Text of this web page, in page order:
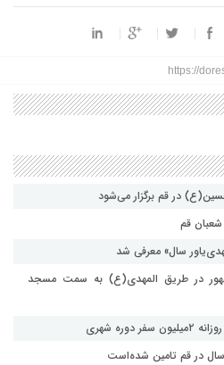
https://
در قم برگزار می‌شود
سال» معرفی شد
ظهور در طریق المهدی(ع) به سمت مسجد
شهری
سال در قم تامین شده‌است